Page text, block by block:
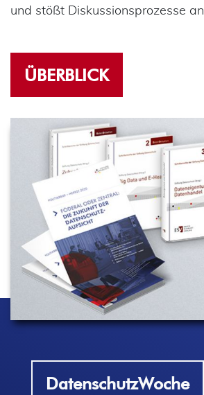
und stößt Diskussionsprozesse an.
ÜBERBLICK
DatenschutzWoche